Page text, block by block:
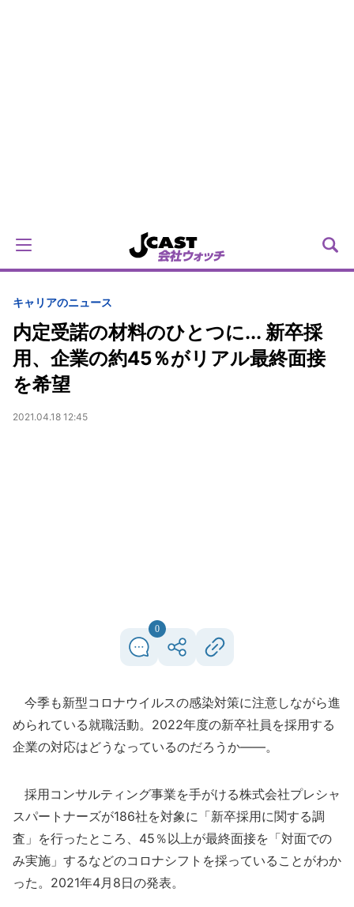
キャリアのニュース
内定受諾の材料のひとつに... 新卒採
用、企業の約45％がリアル最終面接
を希望
2021.04.18 12:45
0
今季も新型コロナウイルスの感染対策に注意しながら進
められている就職活動。2022年度の新卒社員を採用する
企業の対応はどうなっているのだろうか――。
採用コンサルティング事業を手がける株式会社プレシャ
スパートナーズが186社を対象に「新卒採用に関する調
査」を行ったところ、45％以上が最終面接を「対面での
み実施」するなどのコロナシフトを採っていることがわか
った。2021年4月8日の発表。